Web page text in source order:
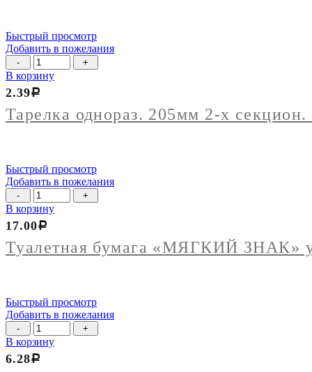
блок
250шт)
Быстрый просмотр
Добавить в пожелания
Количество
товара
Тарелка
однораз.
205мм
2-
100шт
кор
1400шт)
В корзину
Тарелка однораз. 205мм 2-х
2.39Р
Быстрый просмотр
Добавить в пожелания
Количество
товара
Туалетная
бумага
"МЯГКИЙ
ЗНАК"
В корзину
Туалетная бумага «МЯГКИЙ ЗНАК»
17.00Р
Быстрый просмотр
Добавить в пожелания
Количество
товара
Касалетка
450г
В корзину
6.28Р